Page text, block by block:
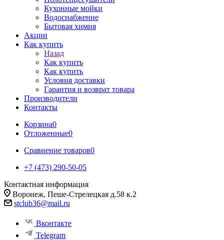
Кухонные мойки
Водоснабжение
Бытовая химия
Акции
Как купить
Назад
Как купить
Как купить
Условия доставки
Гарантия и возврат товара
Производители
Контакты
Корзина0
Отложенные0
Сравнение товаров0
+7 (473) 290-50-05
Контактная информация
Воронеж, Пеше-Стрелецкая д.58 к.2
stclub36@mail.ru
Вконтакте
Telegram